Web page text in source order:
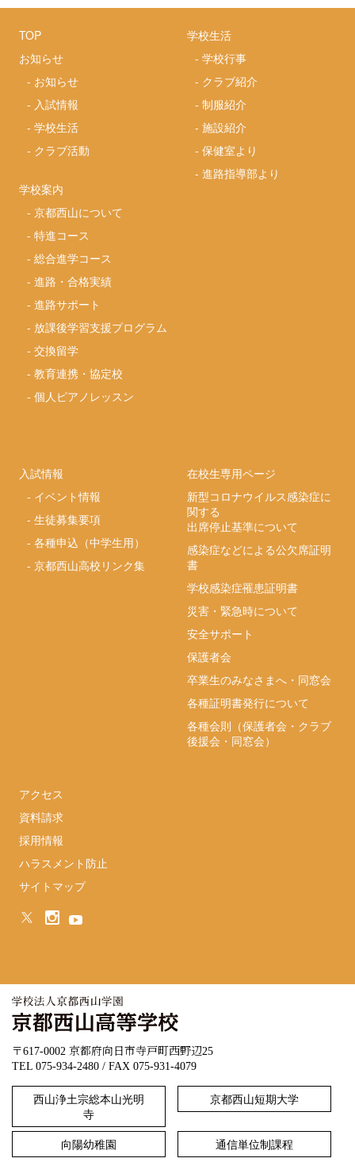
TOP
お知らせ
- お知らせ
- 入試情報
-学校生活
- クラブ活動
学校案内
-京都西山について
-特進コース
-総合進学コース
-進路・合格実績
-進路サポート
- 放課後学習支援プログラム
-交換留学
-教育連携・協定校
-個人ピアノレッスン
学校生活
-学校行事
- クラブ紹介
-制服紹介
-施設紹介
-保健室より
-進路指導部より
入試情報
- イベント情報
-生徒募集要項
-各種申込（中学生用）
-京都西山高校リンク集
在校生専用ページ
新型コロナウイルス感染症に
関する
出席停止基準について
感染症などによる公欠席証明
書
学校感染症罹患証明書
災害・緊急時について
安全サポート
保護者会
卒業生のみなさまへ・同窓会
各種証明書発行について
各種会則（保護者会・クラブ
後援会・同窓会）
アクセス
資料請求
採用情報
ハラスメント防止
サイトマップ
〒617-0002 京都府向日市寺戸町西野辺25
TEL 075-934-2480 / FAX 075-931-4079
西山浄土宗総本山光明
寺
京都西山短期大学
向陽幼稚園 通信単位制課程